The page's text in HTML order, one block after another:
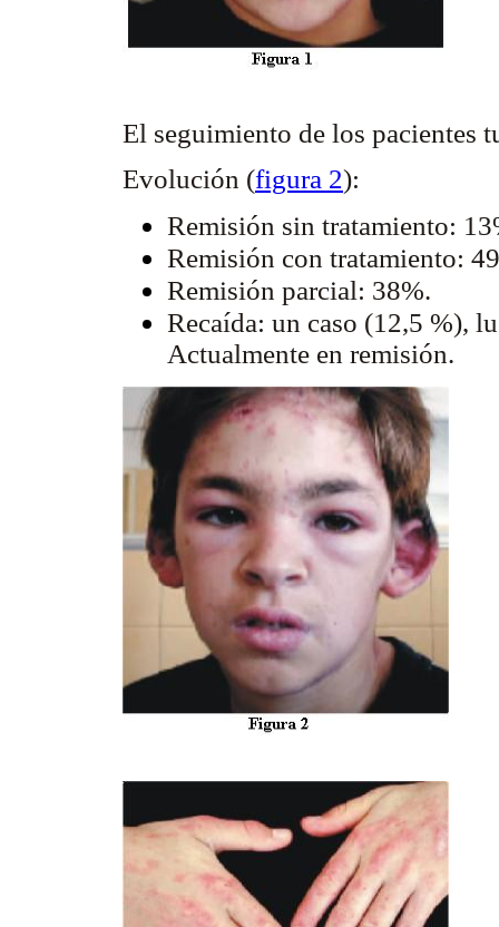
El seguimiento de los pacientes
Evolución (figura 2):
Remisión sin tratamiento:
Remisión con tratamiento:
Remisión parcial: 38%.
Recaída: un caso (12,5 %),
Actualmente en remisión.